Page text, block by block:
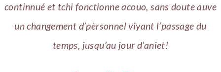
continnué et tchi fonctionne acouo, sans doute auve
un changement d’pèrsonnel viyant l’passage du
temps, jusqu’au jour d’aniet!